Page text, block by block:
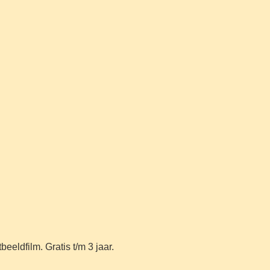
Gratis t/m 3 jaar.